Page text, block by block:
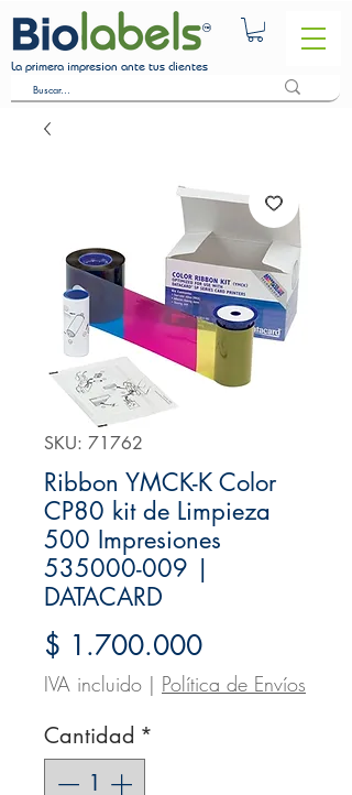
La primera impresion ante tus clientes
SKU: 71762
Ribbon YMCK-K Color
CP80 kit de Limpieza
500 Impresiones
535000-009 |
DATACARD
$ 1.700.000Precio
IVA incluido | Política de Envíos
Cantidad *